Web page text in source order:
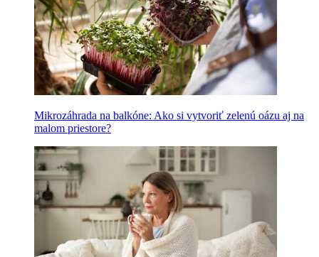
Mikrozáhrada na balkóne: Ako si vytvoriť zelenú oázu aj na
malom priestore?